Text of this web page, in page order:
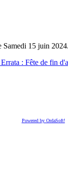
15 juin
: Fête de fin
Powered by OrdaSoft!